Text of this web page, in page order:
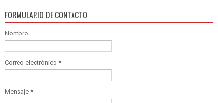
FORMULARIO DE CONTACTO
Nombre
Correo electrónico *
Mensaje *